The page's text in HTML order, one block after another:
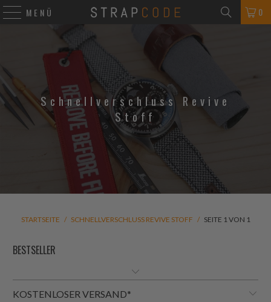
MENÜ 0
Schnellverschluss Revive
Stoff
STARTSEITE / SCHNELLVERSCHLUSS REVIVE STOFF / SEITE 1 VON 1
KOSTENLOSER VERSAND*